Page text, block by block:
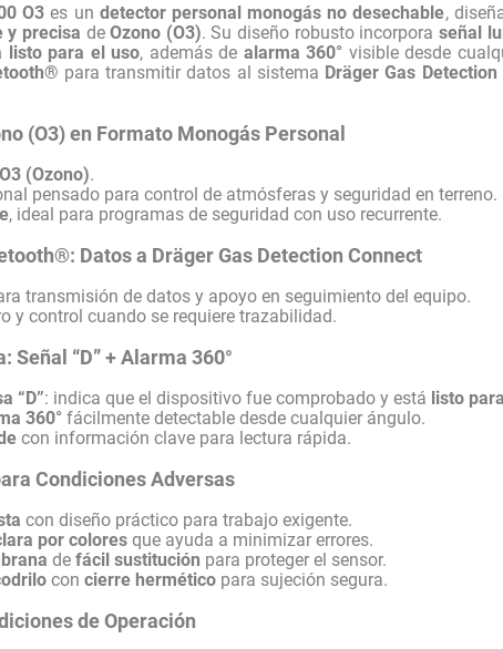
O3 es un detector personal monogás no desechable,
y precisa deOzono (O3). Su diseño robusto incorpora señal
listo para el uso, además de alarma 360° visible desde
para transmitir datos al sistema Dräger Gas Detection
(O3) en Formato Monogás Personal
O3 (Ozono).
pensado para control de atmósferas y seguridad en terreno.
, ideal para programas de seguridad con uso recurrente.
Datos a Dräger Gas Detection Connect
transmisión de datos y apoyo en seguimiento del equipo.
y control cuando se requiere trazabilidad.
Señal “D” + Alarma 360°
“D”: indica que el dispositivo fue comprobado y está listo
360° fácilmente detectable desde cualquier ángulo.
con información clave para lectura rápida.
Condiciones Adversas
con diseño práctico para trabajo exigente.
por colores que ayuda a minimizar errores.
defácil sustitución para proteger el sensor.
concierre hermético para sujeción segura.
de Operación